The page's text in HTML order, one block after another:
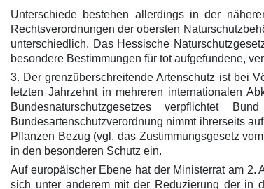
Unterschiede bestehen allerdings in der
Rechtsverordnungen der obersten
unterschiedlich. Das Hessische
besondere Bestimmungen für tot aufgefundene,
3. Der grenzüberschreitende Artenschutz ist bei
letzten Jahrzehnt in mehreren internationalen
Bundesnaturschutzgesetzes verpflichtet
Bundesartenschutzverordnung nimmt ihrerseits
Pflanzen Bezug (vgl. das Zustimmungsgesetz
in den besonderen Schutz ein.
Auf europäischer Ebene hat der Ministerrat am
sich unter anderem mit der Reduzierung der in